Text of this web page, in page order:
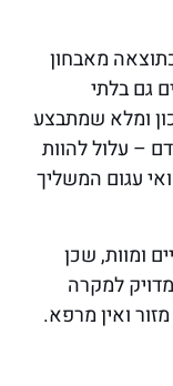
מאבחון
גם בלתי
ומלא שמתבצע
– עלול להוות
עגום המשליך
ומוות, שכן
למקרה
ואין מרפא.